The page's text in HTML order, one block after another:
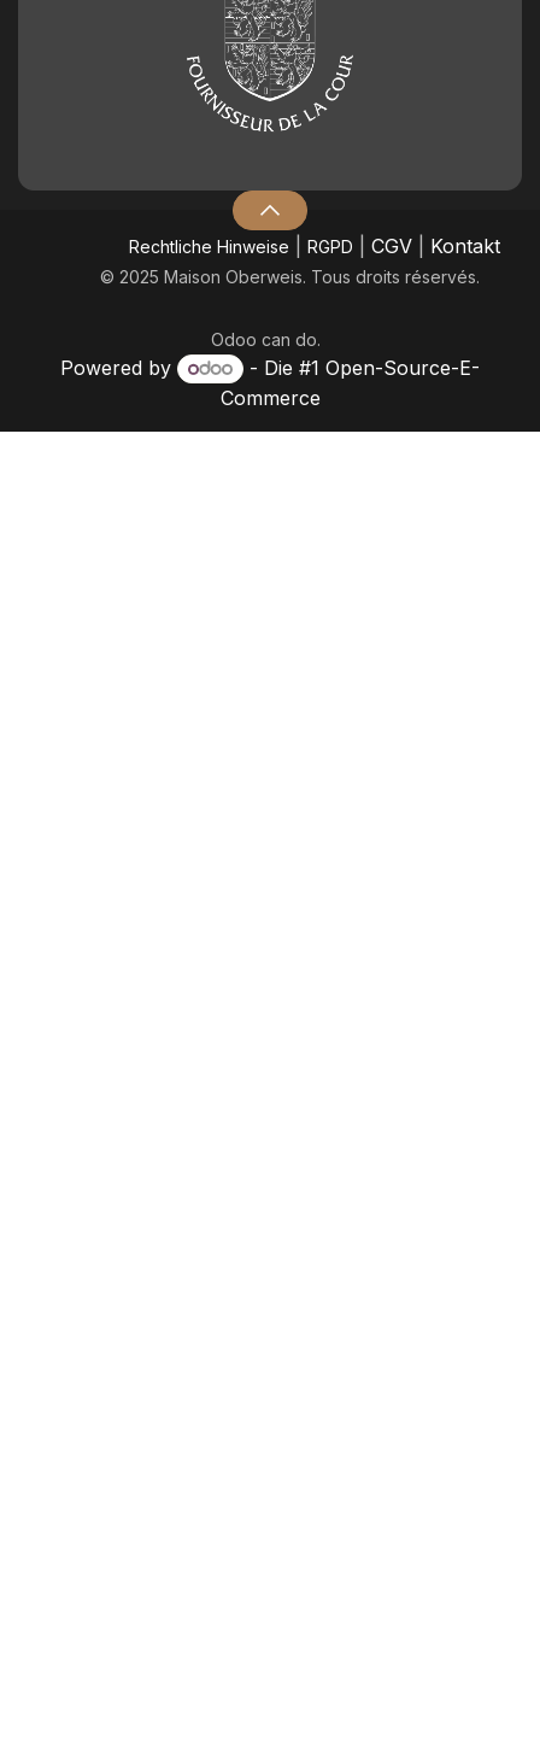
​Rechtliche Hinweise RGPD CGV| Kontakt
© 2025 Maison Oberweis. Tous droits réservés.
Odoo can do.
Powered by - Die #1 Open-Source-E-
Commerce